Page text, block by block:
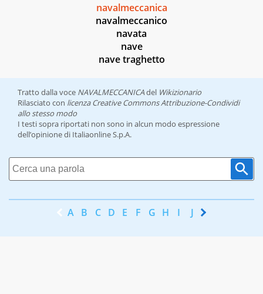
navalmeccanica
navalmeccanico
navata
nave
nave traghetto
Tratto dalla voce NAVALMECCANICAdel Wikizionario
Rilasciato con licenza Creative Commons Attribuzione-Condividi
allo stesso modo
I testi sopra riportati non sono in alcun modo espressione
dell’opinione di Italiaonline S.p.A.
A B C D E F G H I J K